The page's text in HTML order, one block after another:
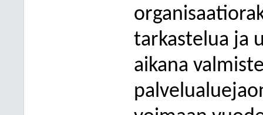
tarkastelua ja
aikana